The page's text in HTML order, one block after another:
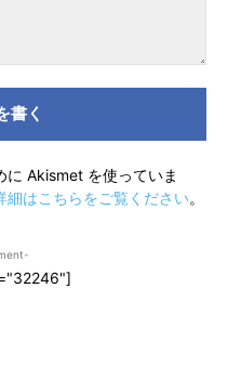
に Akismet を使っていま
細はこちらをご覧ください。